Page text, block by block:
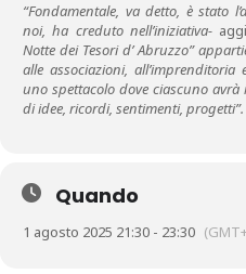
“Fondamentale, va detto, è stato
noi, ha creduto nell’iniziativa-
Notte dei Tesori d’ Abruzzo”
alle associazioni,
uno spettacolo dove ciascuno
di idee, ricordi, sentimenti, progetti”.
Quando
1 agosto 2025 21:30 - 23:30